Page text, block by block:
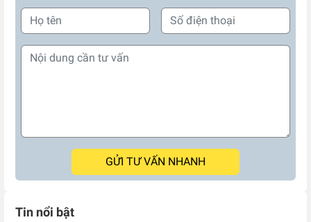
GỬI TƯ VẤN NHANH
Tin nổi bật